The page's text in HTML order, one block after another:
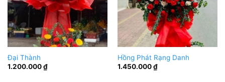
Đại Thành
1.200.000₫
Hồng Phát Rạng Danh
1.450.000₫